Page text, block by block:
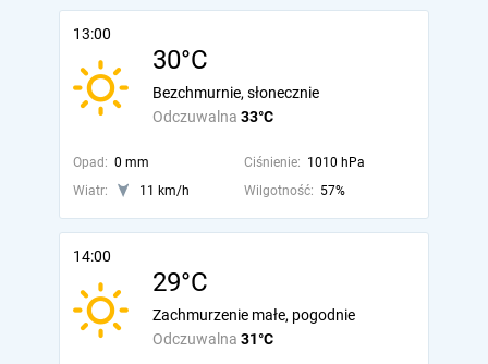
13:00
30°C
Odczuwalna 33°C
Bezchmurnie, słonecznie
Opad: 0 mm Ciśnienie: 1010 hPa
Wiatr:
11 km/h Wilgotność: 57%
14:00
29°C
Odczuwalna 31°C
Zachmurzenie małe, pogodnie